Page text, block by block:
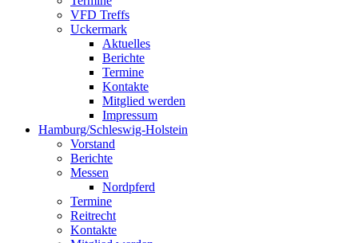
VFD Treffs
Uckermark
Aktuelles
Berichte
Termine
Kontakte
Mitglied werden
Impressum
Hamburg/Schleswig-Holstein
Vorstand
Berichte
Messen
Nordpferd
Termine
Reitrecht
Kontakte